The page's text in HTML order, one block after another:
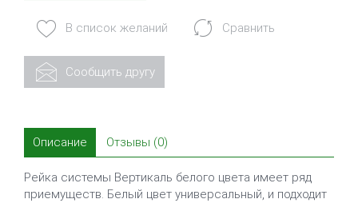
В список желаний Сравнить
Сообщить другу
Описание Отзывы (0)
Рейка системы Вертикаль белого цвета имеет ряд
приемуществ. Белый цвет универсальный, и подходит